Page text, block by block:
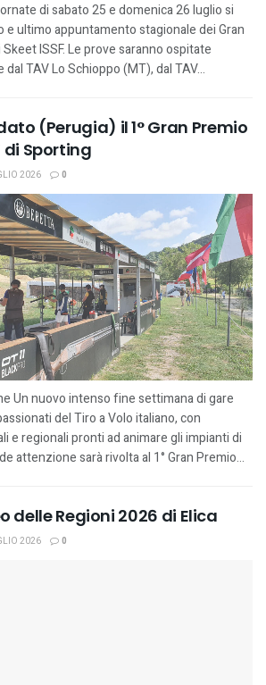
di sabato 25 e domenica 26 luglio si
e ultimo appuntamento stagionale dei Gran
ISSF. Le prove saranno ospitate
TAV Lo Schioppo (MT), dal TAV...
(Perugia) il 1° Gran Premio
di Sporting
2026 0
Un nuovo intenso fine settimana di gare
del Tiro a Volo italiano, con
e regionali pronti ad animare gli impianti di
attenzione sarà rivolta al 1° Gran Premio...
delle Regioni 2026 di Elica
2026 0